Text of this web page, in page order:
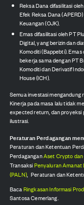
Reksa Dana difasilitasi
Efek Reksa Dana
Keuangan (OJK).
Emas difasilitasi oleh PT
Digital, yang berizin dan
Komoditi (Bappebti).
bekerja sama dengan PT
Komoditi dan Derivatif
House (ICH).
Semua investasi mengandung
Kinerja pada masa lalu tidak
expected return, dan proyeksi
ilustrasi.
Peraturan Perdagangan
Peraturan dan Ketentuan
PerdaganganAset Crypto
TransaksiPenyaluran Amanat
(PALN), Peraturan dan
BacaRingkasan Informasi
Santosa Cemerlang.